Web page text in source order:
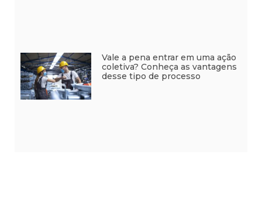
Vale a pena entrar em uma ação
coletiva? Conheça as vantagens
desse tipo de processo